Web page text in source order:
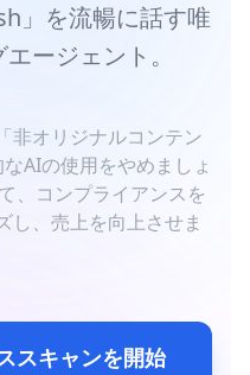
」を流暢に話す唯
ージェント。
非オリジナルコンテン
AIの使用をやめましょ
、コンプライアンスを
し、売上を向上させま
スキャンを開始